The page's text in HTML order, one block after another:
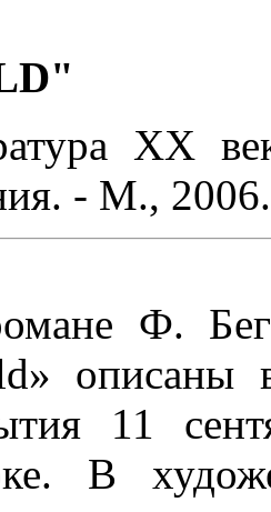
XX
- М.,
Ф.
описаны
11
В